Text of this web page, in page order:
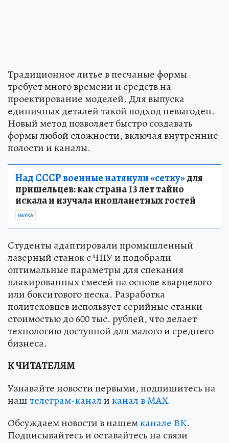
Традиционное литье в песчаные формы
требует много времени и средств на
проектирование моделей. Для выпуска
единичных деталей такой подход невыгоден.
Новый метод позволяет быстро создавать
формы любой сложности, включая внутренние
полости и каналы.
Над СССР военные натянули «сетку»для
пришельцев: как страна 13 лет тайно
искала и изучала инопланетных гостей
НАУКА
Студенты адаптировали промышленный
лазерный станок с ЧПУ и подобрали
оптимальные параметры для спекания
плакированных смесей на основе кварцевого
или бокситового песка. Разработка
политеховцев использует серийные станки
стоимостью до 600 тыс. рублей, что делает
технологию доступной для малого и среднего
бизнеса.
К ЧИТАТЕЛЯМ
Узнавайте новости первыми, подпишитесь на
наштелеграм-каналиканал в МАХ
Обсуждаем новости в нашемканале ВК.
Подписывайтесь и оставайтесь на связи